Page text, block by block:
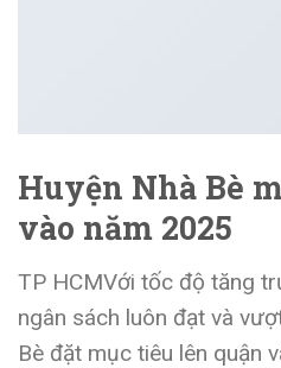
Huyện Nhà Bè
vào năm 2025
TP HCMVới tốc độ tăng
ngân sách luôn đạt và
Bè đặt mục tiêu lên quận